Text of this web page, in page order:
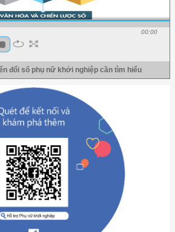
00:00
đổi số phụ nữ khởi nghiệp cần tìm hiểu